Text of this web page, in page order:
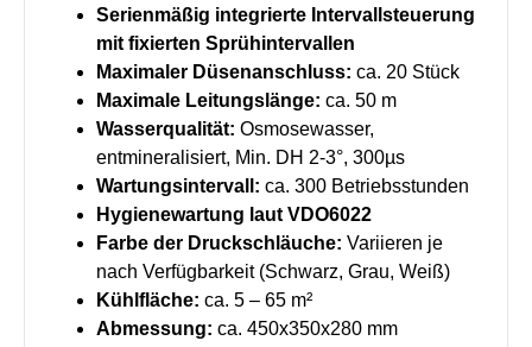
Serienmäßig integrierte Intervallsteuerung
mit fixierten Sprühintervallen
Maximaler Düsenanschluss: ca. 20 Stück
Maximale Leitungslänge: ca. 50 m
Wasserqualität: Osmosewasser,
entmineralisiert, Min. DH 2-3°, 300µs
Wartungsintervall: ca. 300 Betriebsstunden
Hygienewartung laut VDO6022
Farbe der Druckschläuche: Variieren je
nach Verfügbarkeit (Schwarz, Grau, Weiß)
Kühlfläche: ca. 5 – 65 m²
Abmessung: ca. 450x350x280 mm